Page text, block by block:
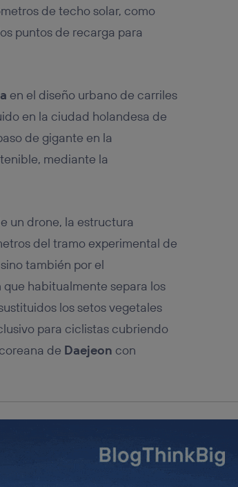
de techo solar, como
puntos de recarga para
en el diseño urbano de carriles
en la ciudad holandesa de
de gigante en la
mediante la
un drone, la estructura
del tramo experimental de
también por el
que habitualmente separa los
los setos vegetales
para ciclistas cubriendo
de Daejeon con
el mismo identificador.
del hogar que
ya que se basará
Utiq” en la parte
Utiq (“consenthub”)